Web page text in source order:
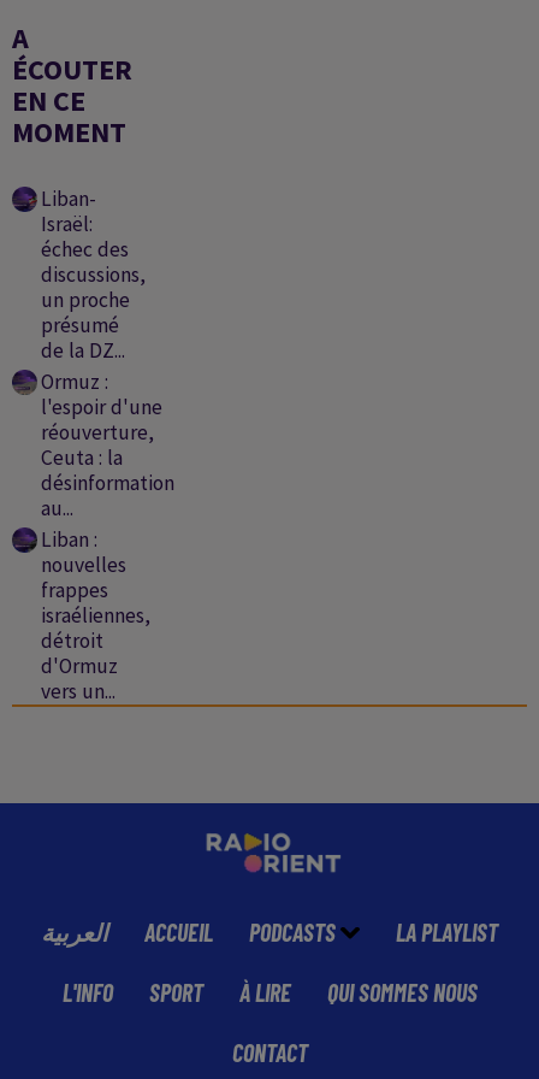
A
ÉCOUTER
EN CE
MOMENT
Liban-
Israël:
échec des
discussions,
un proche
présumé
de la DZ...
Ormuz :
l'espoir d'une
réouverture,
Ceuta : la
désinformation
au...
Liban :
nouvelles
frappes
israéliennes,
détroit
d'Ormuz
vers un...
العربية ACCUEIL PODCASTS LA PLAYLIST
L'INFO SPORT À LIRE QUI SOMMES NOUS
CONTACT